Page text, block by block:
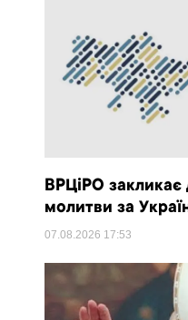
ВРЦіРО закликає
молитви за
07.08.2026 17:53